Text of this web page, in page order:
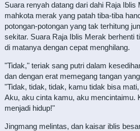
Suara renyah datang dari dahi Raja Iblis
mahkota merak yang patah tiba-tiba
potongan-potongan yang tak terhitung
sekitar. Suara Raja Iblis Merak berhenti
di matanya dengan cepat menghilang.
"Tidak," teriak sang putri dalam
dan dengan erat memegang tangan
"Tidak, tidak, tidak, kamu tidak bisa
Aku, aku cinta kamu, aku mencintaimu.
menjadi hidup!"
Jingmang melintas, dan kaisar iblis